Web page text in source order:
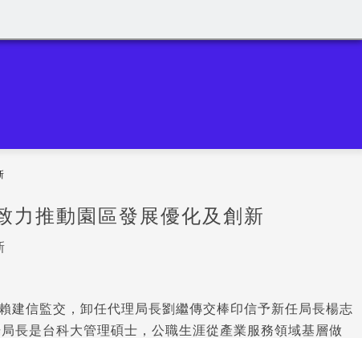
力推動園區發展優化及創新
建信監交，卸任代理局長劉繼傳交棒印信予新任局長楊志
長是台科大管理碩士，公職生涯從產業服務領域基層做